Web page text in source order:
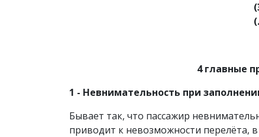
4 главные
1 - Невнимательность при
Бывает так, что пассажир
приводит к невозможности перелёта,